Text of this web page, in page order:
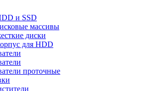
и SSD
массивы
диски
для HDD
проточные